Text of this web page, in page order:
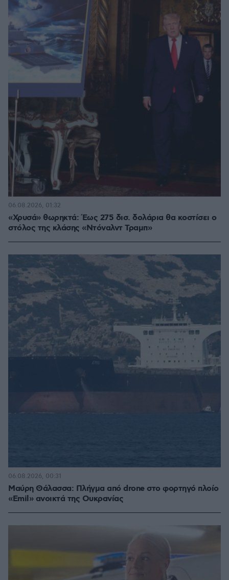
«Χρυσά» θωρηκτά: Έως 275 δισ. δολάρια θα κοστίσει ο
στόλος της κλάσης «Ντόναλντ Τραμπ»
06.08.2026, 01:32
Μαύρη Θάλασσα: Πλήγμα από drone στο φορτηγό πλοίο
«Emil» ανοικτά της Ουκρανίας
06.08.2026, 00:31